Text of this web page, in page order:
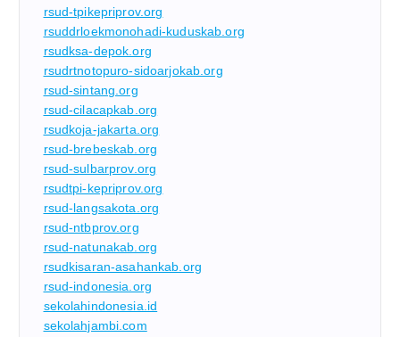
rsud-tpikepriprov.org
rsuddrloekmonohadi-kuduskab.org
rsudksa-depok.org
rsudrtnotopuro-sidoarjokab.org
rsud-sintang.org
rsud-cilacapkab.org
rsudkoja-jakarta.org
rsud-brebeskab.org
rsud-sulbarprov.org
rsudtpi-kepriprov.org
rsud-langsakota.org
rsud-ntbprov.org
rsud-natunakab.org
rsudkisaran-asahankab.org
rsud-indonesia.org
sekolahindonesia.id
sekolahjambi.com